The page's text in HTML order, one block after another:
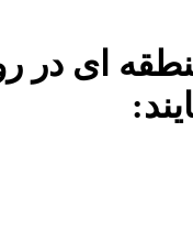
ای در